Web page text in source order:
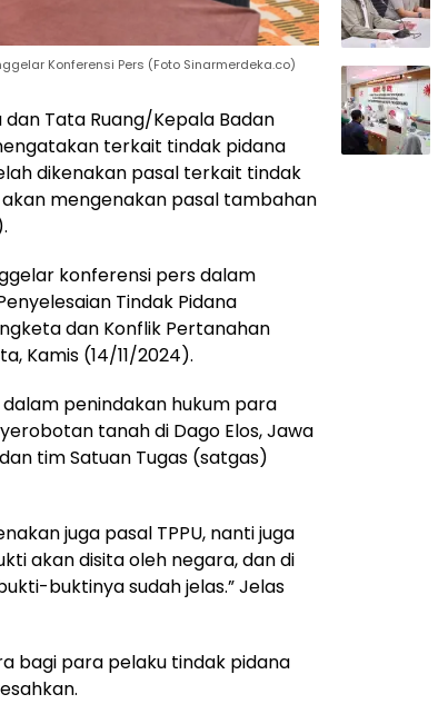
Konferensi Pers (Foto Sinarmerdeka.co)
Tata Ruang/Kepala Badan
terkait tindak pidana
dikenakan pasal terkait tindak
mengenakan pasal tambahan
konferensi pers dalam
Tindak Pidana
dan Konflik Pertanahan
Kamis (14/11/2024).
penindakan hukum para
tanah di Dago Elos, Jawa
tim Satuan Tugas (satgas)
juga pasal TPPU, nanti juga
akan disita oleh negara, dan di
buktinya sudah jelas.” Jelas
bagi para pelaku tindak pidana